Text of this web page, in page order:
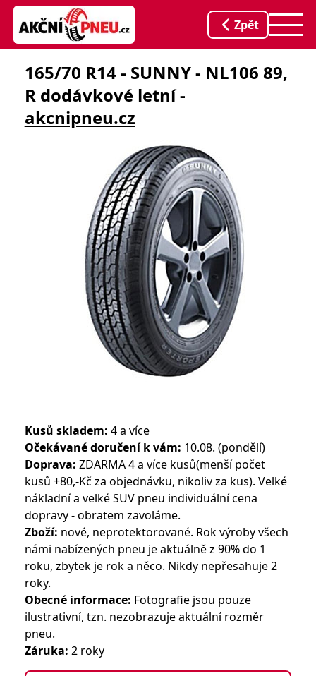
Zpět
165/70 R14 - SUNNY - NL106 89,
R dodávkové letní -
akcnipneu.cz
Kusů skladem: 4 a více
Očekávané doručení k vám: 10.08. (pondělí)
Doprava: ZDARMA 4 a více kusů(menší počet
kusů +80,-Kč za objednávku, nikoliv za kus). Velké
nákladní a velké SUV pneu individuální cena
dopravy - obratem zavoláme.
Zboží: nové, neprotektorované. Rok výroby všech
námi nabízených pneu je aktuálně z 90% do 1
roku, zbytek je rok a něco. Nikdy nepřesahuje 2
roky.
Obecné informace: Fotografie jsou pouze
ilustrativní, tzn. nezobrazuje aktuální rozměr
pneu.
Záruka: 2 roky